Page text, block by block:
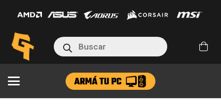
Búsqueda
de
productos
COOLING
AF-
125-
K
BLACK
120MM